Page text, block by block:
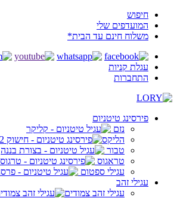
חיפוש
המועדפים שלי
משלוח חינם עד הבית*
עגלת קניות
התחברות
פירסינג טיטניום
נזם
הליקס
טבור
טראגוס
עגילי ספטום
עגילי זהב
עגילי זהב צמודים